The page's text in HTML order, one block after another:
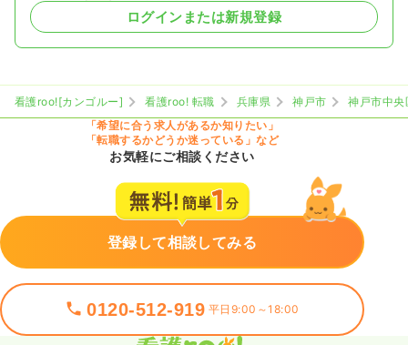
ログインまたは新規登録
看護roo![カンゴルー] 看護roo! 転職 兵庫県 神戸市
神戸市中央
「希望に合う求人があるか知りたい」
「転職するかどうか迷っている」など
お気軽にご相談ください
登録して相談してみる
0120-512-919 平日9:00～18:00